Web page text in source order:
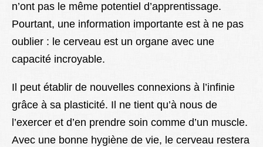
n’ont pas le même potentiel d’apprentissage.
Pourtant, une information importante est à ne pas
oublier : le cerveau est un organe avec une
capacité incroyable.
Il peut établir de nouvelles connexions à l’infinie
grâce à sa plasticité. Il ne tient qu’à nous de
l’exercer et d’en prendre soin comme d’un muscle.
Avec une bonne hygiène de vie, le cerveau restera